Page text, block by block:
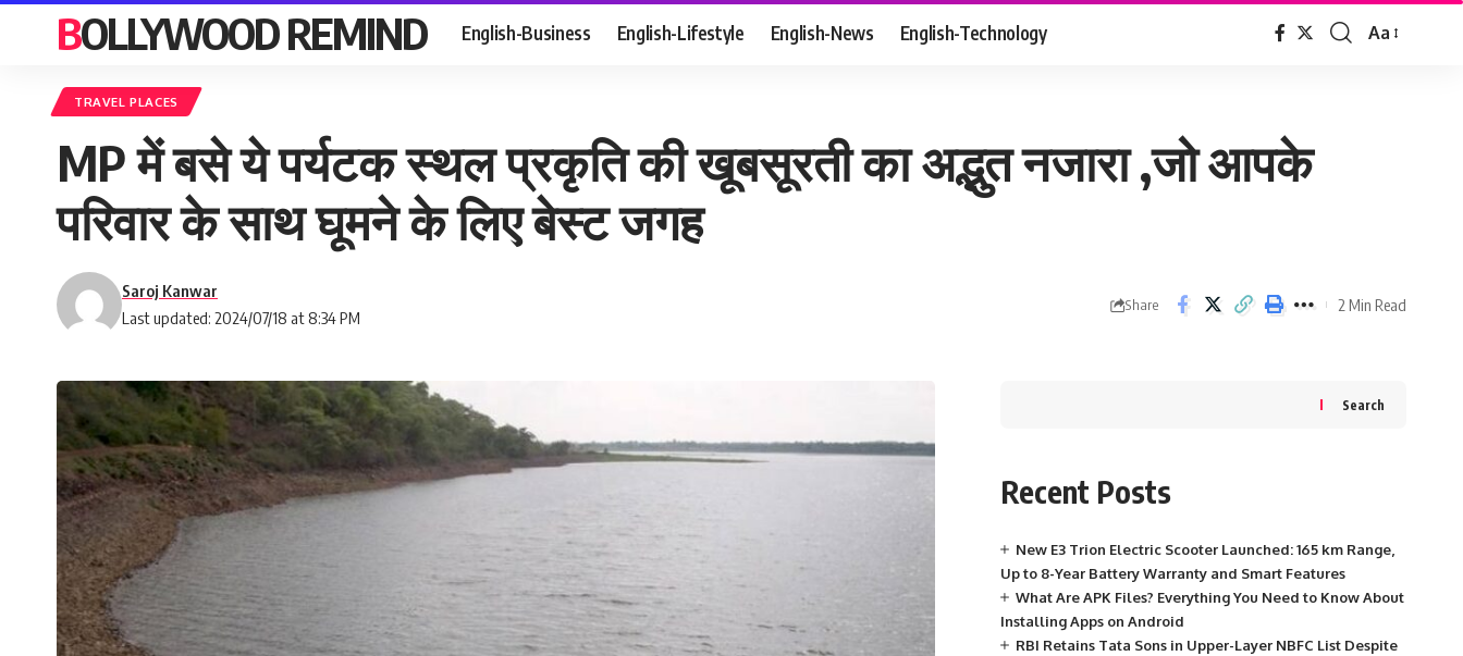
BOLLYWOOD REMIND English-Business English-Lifestyle English-News English-Technology
Font
Aa
TRAVEL PLACES
MP में बसे ये पर्यटक स्थल प्रकृति की खूबसूरती का अद्भुत नजारा ,जो आपके
परिवार के साथ घूमने के लिए बेस्ट जगह
Last updated: 2024/07/18 at 8:34 PM
Saroj Kanwar
Share 2 Min Read
Search
Recent Posts
New E3 Trion Electric Scooter Launched: 165 km Range,
Up to 8-Year Battery Warranty and Smart Features
What Are APK Files? Everything You Need to Know About
Installing Apps on Android
RBI Retains Tata Sons in Upper-Layer NBFC List Despite